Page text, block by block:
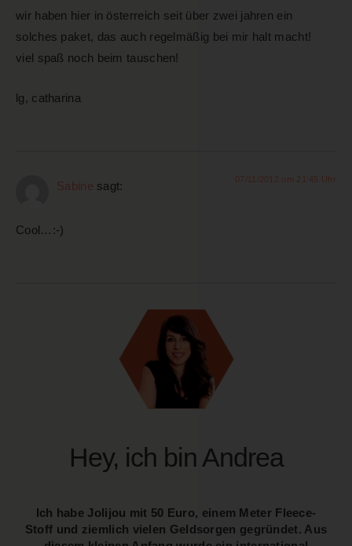
wir haben hier in österreich seit über zwei jahren ein
solches paket, das auch regelmäßig bei mir halt macht!
viel spaß noch beim tauschen!
lg, catharina
Sabine sagt: 07/11/2012 um 21:45 Uhr
Cool…:-)
Hey, ich bin Andrea
Ich habe Jolijou mit 50 Euro, einem Meter Fleece-
Stoff und ziemlich vielen Geldsorgen gegründet. Aus